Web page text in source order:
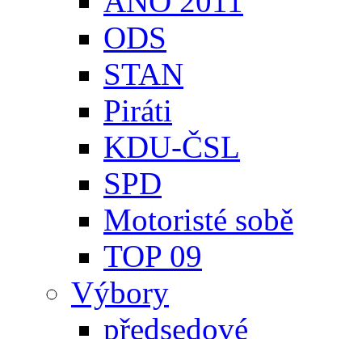
ODS
STAN
Piráti
KDU-ČSL
SPD
Motoristé sobě
TOP 09
Výbory
předsedové